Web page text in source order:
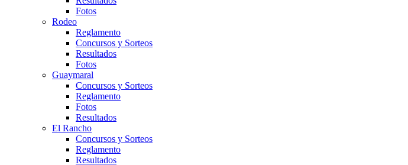
Fotos
Rodeo
Reglamento
Concursos y Sorteos
Resultados
Fotos
Guaymaral
Concursos y Sorteos
Reglamento
Fotos
Resultados
El Rancho
Concursos y Sorteos
Reglamento
Resultados